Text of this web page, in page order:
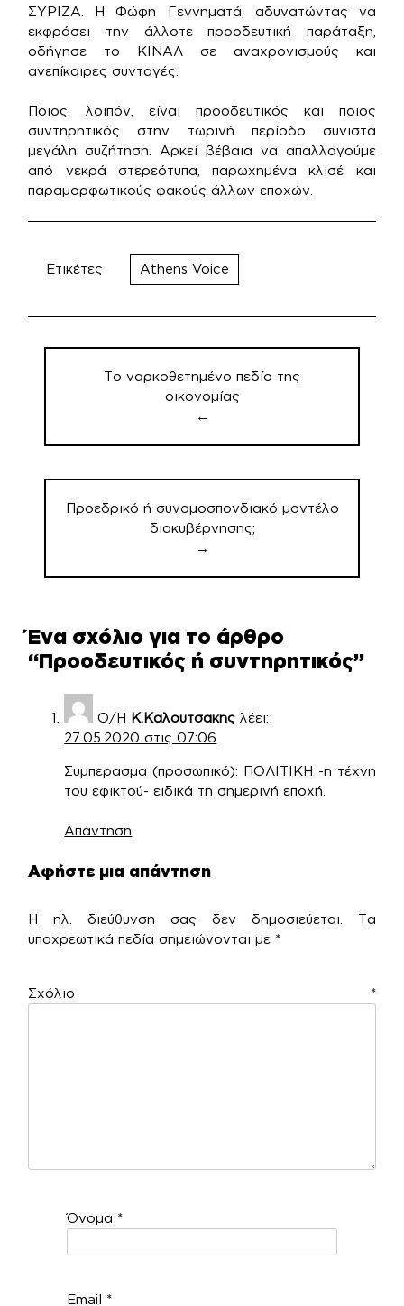
ΣΥΡΙΖΑ. Η Φώφη Γεννηματά, αδυνατώντας να
εκφράσει την άλλοτε προοδευτική παράταξη,
οδήγησε το ΚΙΝΑΛ σε αναχρονισμούς και
ανεπίκαιρες συνταγές.
Ποιος, λοιπόν, είναι προοδευτικός και ποιος
συντηρητικός στην τωρινή περίοδο συνιστά
μεγάλη συζήτηση. Αρκεί βέβαια να απαλλαγούμε
από νεκρά στερεότυπα, παρωχημένα κλισέ και
παραμορφωτικούς φακούς άλλων εποχών.
Ετικέτες Athens Voice
Πλοήγηση
άρθρωνΤο ναρκοθετημένο πεδίο της
οικονομίας
←
Προεδρικό ή συνομοσπονδιακό μοντέλο
διακυβέρνησης;
→
Ένα σχόλιο για το άρθρο
“Προοδευτικός ή συντηρητικός”
Ο/Η Κ.Καλουτσακης λέει:
27.05.2020 στις 07:06
Συμπερασμα (προσωπικό): ΠΟΛΙΤΙΚΗ -η τέχνη
του εφικτού- ειδικά τη σημερινή εποχή.
Απάντηση
Αφήστε μια απάντηση
Η ηλ. διεύθυνση σας δεν δημοσιεύεται.
Τα
υποχρεωτικά πεδία σημειώνονται με *
Σχόλιο *
Όνομα *
Email *